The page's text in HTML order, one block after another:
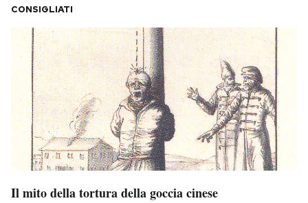
CONSIGLIATI
Il mito della tortura della goccia cinese